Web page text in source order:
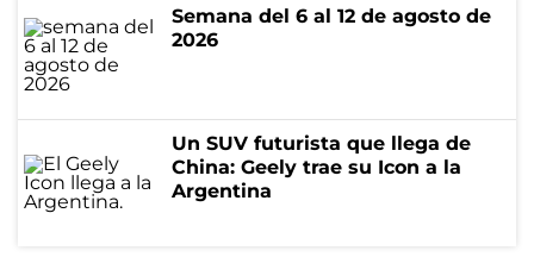
Semana del 6 al 12 de agosto de
2026
Un SUV futurista que llega de
China: Geely trae su Icon a la
Argentina